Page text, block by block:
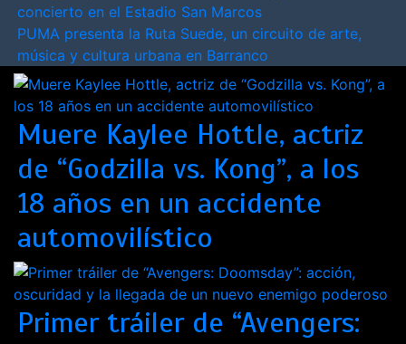
concierto en el Estadio San Marcos
PUMA presenta la Ruta Suede, un circuito de arte,
música y cultura urbana en Barranco
Muere Kaylee Hottle, actriz
de “Godzilla vs. Kong”, a los
18 años en un accidente
automovilístico
Primer tráiler de “Avengers: